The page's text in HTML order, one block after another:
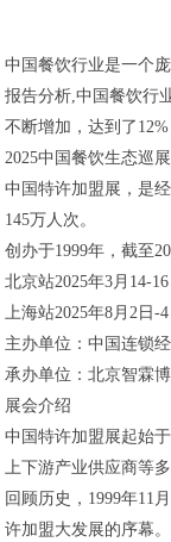
中国餐饮行业是一个
报告分析,中国餐饮行
不断增加，达到了
2025中国餐饮生态巡
中国特许加盟展，是
145万人次。
创办于1999年，截至
北京站2025年3月
上海站2025年8月2
主办单位：中国连锁
承办单位：北京智霖
展会介绍
中国特许加盟展起始
上下游产业供应商等
回顾历史，1999年11
许加盟大发展的序幕。